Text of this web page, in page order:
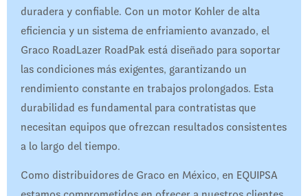
duradera y confiable. Con un motor Kohler de alta
eficiencia y un sistema de enfriamiento avanzado, el
Graco RoadLazer RoadPak está diseñado para soportar
las condiciones más exigentes, garantizando un
rendimiento constante en trabajos prolongados. Esta
durabilidad es fundamental para contratistas que
necesitan equipos que ofrezcan resultados consistentes
a lo largo del tiempo.
Como distribuidores de Graco en México, en EQUIPSA